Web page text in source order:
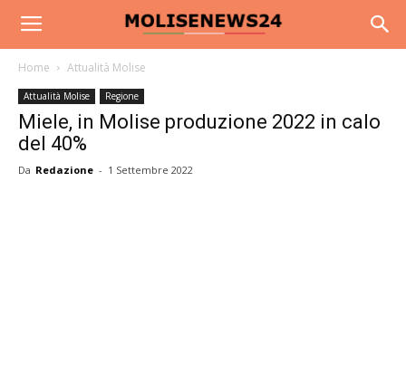
Home Attualità Molise
Attualità Molise Regione
Miele, in Molise produzione 2022 in calo
del 40%
Da Redazione - 1 Settembre 2022